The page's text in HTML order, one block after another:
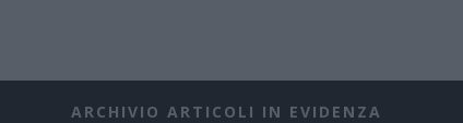
ARCHIVIO ARTICOLI IN EVIDENZA